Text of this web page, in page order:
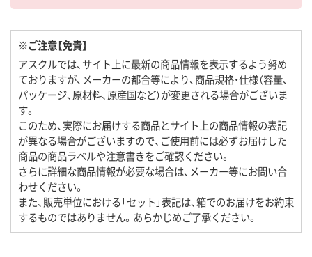
※ご注意【免責】
アスクルでは、サイト上に最新の商品情報を表示するよう努め
ておりますが、メーカーの都合等により、商品規格・仕様（容量、
パッケージ、原材料、原産国など）が変更される場合がございま
す。
このため、実際にお届けする商品とサイト上の商品情報の表記
が異なる場合がございますので、ご使用前には必ずお届けした
商品の商品ラベルや注意書きをご確認ください。
さらに詳細な商品情報が必要な場合は、メーカー等にお問い合
わせください。
また、販売単位における「セット」表記は、箱でのお届けをお約束
するものではありません。あらかじめご了承ください。